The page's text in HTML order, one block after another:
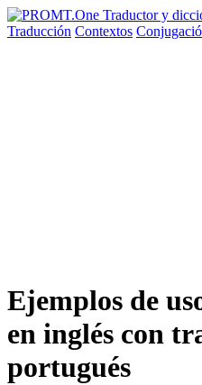
Traducción Contextos
Ejemplos de
en inglés con
portugués